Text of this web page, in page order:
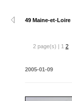
49 Maine-et-Loire
2 page(s) | 1 2
2005-01-09